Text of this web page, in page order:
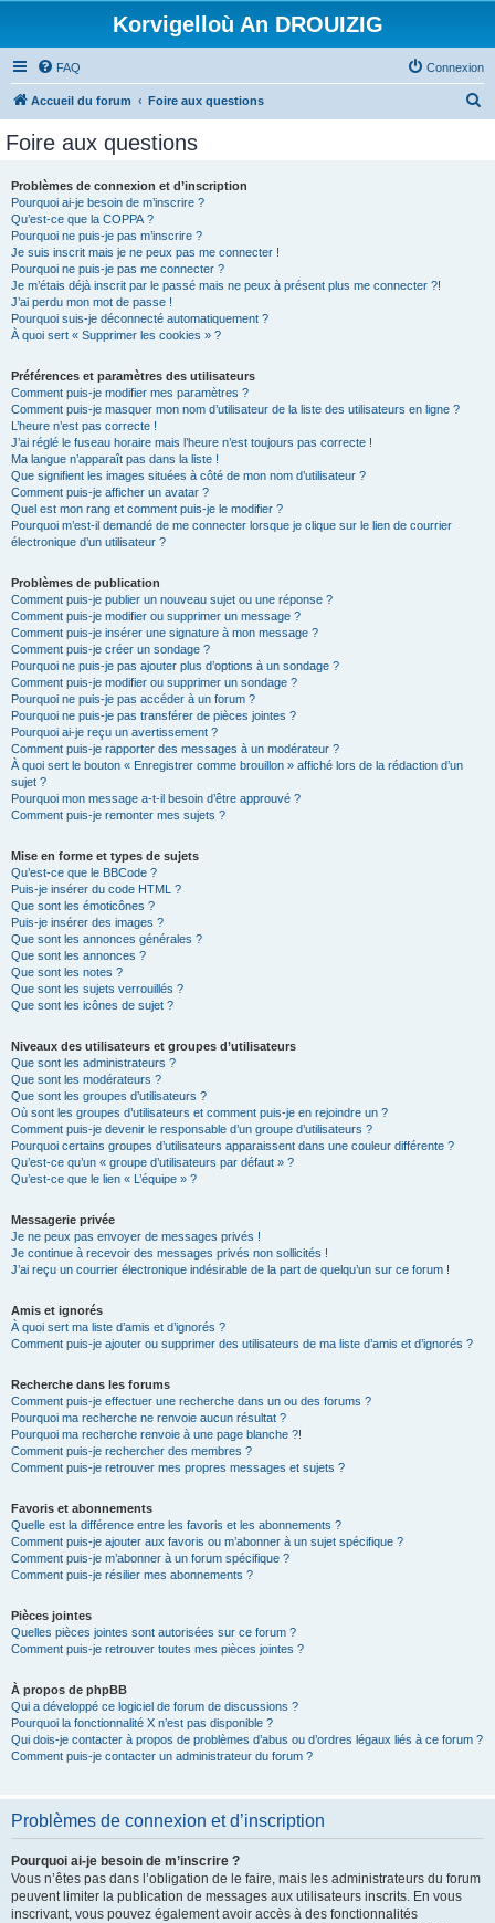
Korvigelloù An DROUIZIG
FAQ Connexion
Accueil du forum Foire aux questions
Foire aux questions
Problèmes de connexion et d’inscription
Pourquoi ai-je besoin de m’inscrire ?
Qu’est-ce que la COPPA ?
Pourquoi ne puis-je pas m’inscrire ?
Je suis inscrit mais je ne peux pas me connecter !
Pourquoi ne puis-je pas me connecter ?
Je m’étais déjà inscrit par le passé mais ne peux à présent plus me connecter ?!
J’ai perdu mon mot de passe !
Pourquoi suis-je déconnecté automatiquement ?
À quoi sert « Supprimer les cookies » ?
Préférences et paramètres des utilisateurs
Comment puis-je modifier mes paramètres ?
Comment puis-je masquer mon nom d’utilisateur de la liste des utilisateurs en ligne ?
L’heure n’est pas correcte !
J’ai réglé le fuseau horaire mais l’heure n’est toujours pas correcte !
Ma langue n’apparaît pas dans la liste !
Que signifient les images situées à côté de mon nom d’utilisateur ?
Comment puis-je afficher un avatar ?
Quel est mon rang et comment puis-je le modifier ?
Pourquoi m’est-il demandé de me connecter lorsque je clique sur le lien de courrier
électronique d’un utilisateur ?
Problèmes de publication
Comment puis-je publier un nouveau sujet ou une réponse ?
Comment puis-je modifier ou supprimer un message ?
Comment puis-je insérer une signature à mon message ?
Comment puis-je créer un sondage ?
Pourquoi ne puis-je pas ajouter plus d’options à un sondage ?
Comment puis-je modifier ou supprimer un sondage ?
Pourquoi ne puis-je pas accéder à un forum ?
Pourquoi ne puis-je pas transférer de pièces jointes ?
Pourquoi ai-je reçu un avertissement ?
Comment puis-je rapporter des messages à un modérateur ?
À quoi sert le bouton « Enregistrer comme brouillon » affiché lors de la rédaction d’un
sujet ?
Pourquoi mon message a-t-il besoin d’être approuvé ?
Comment puis-je remonter mes sujets ?
Mise en forme et types de sujets
Qu’est-ce que le BBCode ?
Puis-je insérer du code HTML ?
Que sont les émoticônes ?
Puis-je insérer des images ?
Que sont les annonces générales ?
Que sont les annonces ?
Que sont les notes ?
Que sont les sujets verrouillés ?
Que sont les icônes de sujet ?
Niveaux des utilisateurs et groupes d’utilisateurs
Que sont les administrateurs ?
Que sont les modérateurs ?
Que sont les groupes d’utilisateurs ?
Où sont les groupes d’utilisateurs et comment puis-je en rejoindre un ?
Comment puis-je devenir le responsable d’un groupe d’utilisateurs ?
Pourquoi certains groupes d’utilisateurs apparaissent dans une couleur différente ?
Qu’est-ce qu’un « groupe d’utilisateurs par défaut » ?
Qu’est-ce que le lien « L’équipe » ?
Messagerie privée
Je ne peux pas envoyer de messages privés !
Je continue à recevoir des messages privés non sollicités !
J’ai reçu un courrier électronique indésirable de la part de quelqu’un sur ce forum !
Amis et ignorés
À quoi sert ma liste d’amis et d’ignorés ?
Comment puis-je ajouter ou supprimer des utilisateurs de ma liste d’amis et d’ignorés ?
Recherche dans les forums
Comment puis-je effectuer une recherche dans un ou des forums ?
Pourquoi ma recherche ne renvoie aucun résultat ?
Pourquoi ma recherche renvoie à une page blanche ?!
Comment puis-je rechercher des membres ?
Comment puis-je retrouver mes propres messages et sujets ?
Favoris et abonnements
Quelle est la différence entre les favoris et les abonnements ?
Comment puis-je ajouter aux favoris ou m’abonner à un sujet spécifique ?
Comment puis-je m’abonner à un forum spécifique ?
Comment puis-je résilier mes abonnements ?
Pièces jointes
Quelles pièces jointes sont autorisées sur ce forum ?
Comment puis-je retrouver toutes mes pièces jointes ?
À propos de phpBB
Qui a développé ce logiciel de forum de discussions ?
Pourquoi la fonctionnalité X n’est pas disponible ?
Qui dois-je contacter à propos de problèmes d’abus ou d’ordres légaux liés à ce forum ?
Comment puis-je contacter un administrateur du forum ?
Problèmes de connexion et d’inscription
Pourquoi ai-je besoin de m’inscrire ?
Vous n’êtes pas dans l’obligation de le faire, mais les administrateurs du forum
peuvent limiter la publication de messages aux utilisateurs inscrits. En vous
inscrivant, vous pouvez également avoir accès à des fonctionnalités